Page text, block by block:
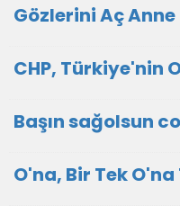
Gözlerini Aç Anne
CHP, Türkiye'nin
Başın sağolsun
O'na, Bir Tek